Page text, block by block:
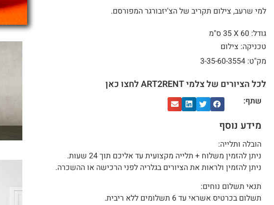
למי שרעב, צילום תקריב של הצ'יזבורגר המפורסם.
גודל: 60 X
35 ס"מ
טכניקה: צילום
מק"ט: 3-35-60-3554
לכל הציורים של צלמי ART2RENT לחצו כאן
שתף:
מידע נוסף
הובלה ותלייה:
ניתן להזמין משלוח + תלייה מקצועית עד אליכם תוך 24 שעות.
ניתן להזמין ולראות את הציורים בגלריה לפני הרכישה או ההשכרה.
תנאי תשלום נוחים:
תשלום בכרטיס אשראי עד 6 תשלומים ללא ריבית.